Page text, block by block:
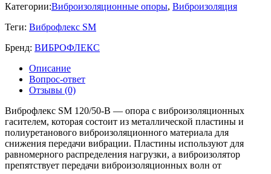
Категории:Виброизоляционные опоры, Виброизоляция
Теги: Виброфлекс SM
Бренд: ВИБРОФЛЕКС
Описание
Вопрос-ответ
Отзывы (0)
Виброфлекс SM 120/50-B — опора с виброизоляционных
гасителем, которая состоит из металлической пластины и
полиуретанового виброизоляционного материала для
снижения передачи вибрации. Пластины используют для
равномерного распределения нагрузки, а виброизолятор
препятствует передачи виброизоляционных волн от